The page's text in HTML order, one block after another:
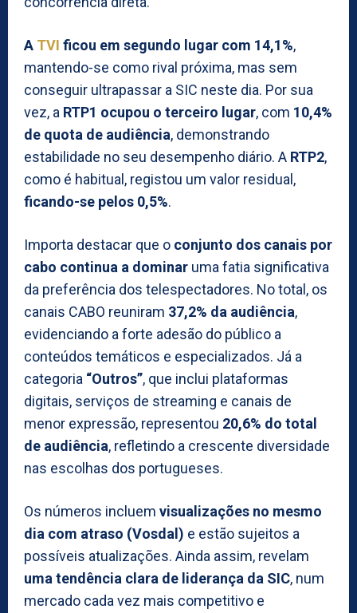
A TVI ficou em segundo lugar com 14,1%,
mantendo-se como rival próxima, mas sem
conseguir ultrapassar a SIC neste dia. Por sua
vez, a RTP1 ocupou o terceiro lugar, com 10,4%
de quota de audiência, demonstrando
estabilidade no seu desempenho diário. A RTP2,
como é habitual, registou um valor residual,
ficando-se pelos 0,5%.
Importa destacar que o conjunto dos canais por
cabo continua a dominar uma fatia significativa
da preferência dos telespectadores. No total, os
canais CABO reuniram 37,2% da audiência,
evidenciando a forte adesão do público a
conteúdos temáticos e especializados. Já a
categoria “Outros”, que inclui plataformas
digitais, serviços de streaming e canais de
menor expressão, representou 20,6% do total
de audiência, refletindo a crescente diversidade
nas escolhas dos portugueses.
Os números incluem visualizações no mesmo
dia com atraso (Vosdal) e estão sujeitos a
possíveis atualizações. Ainda assim, revelam
uma tendência clara de liderança da SIC, num
mercado cada vez mais competitivo e